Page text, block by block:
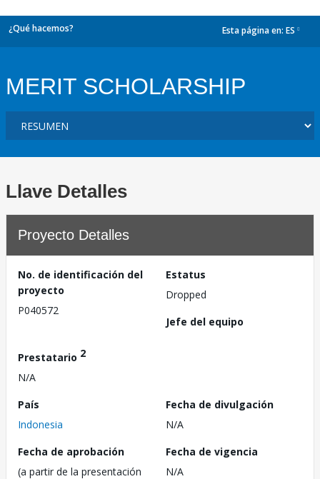
¿Qué hacemos? Esta página en: ES
MERIT SCHOLARSHIP
Llave Detalles
Proyecto Detalles
No. de identificación del
proyecto
P040572
Estatus
Dropped
Jefe del equipo
Prestatario 2
N/A
País
Indonesia
Fecha de divulgación
N/A
Fecha de aprobación
(a partir de la presentación
Fecha de vigencia
N/A